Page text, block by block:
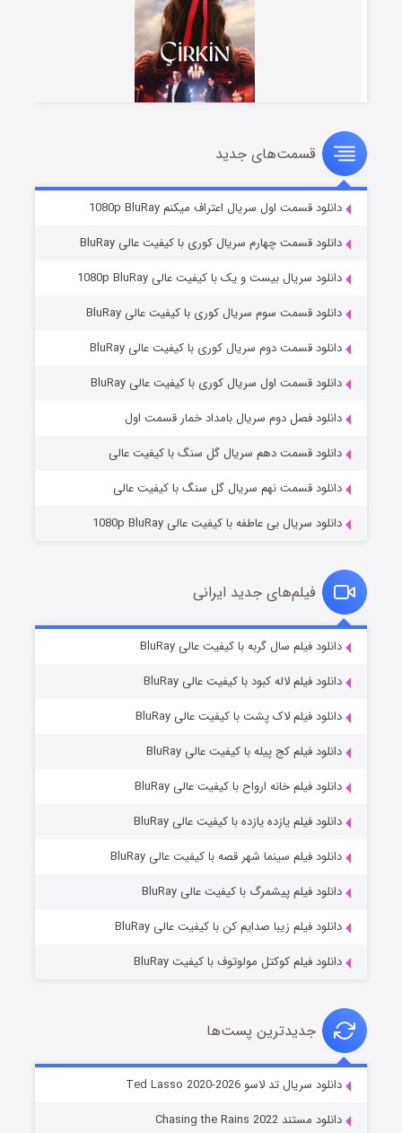
سریال زشت
قسمت۲ (زیرنویس) منتشر شد
مردگان متحرک: شهر مرده ۳
قسمت۲ (زیرنویس) منتشر شد
قسمت۷ (زیرنویس) منتشر شد
خاندان اژدها فصل ۳
قسمت‌های جدید
دانلود قسمت اول سریال اعتراف میکنم 1080p BluRay
دانلود قسمت چهارم سریال کوری با کیفیت عالی BluRay
دانلود سریال بیست و یک با کیفیت عالی 1080p BluRay
دانلود قسمت سوم سریال کوری با کیفیت عالی BluRay
دانلود قسمت دوم سریال کوری با کیفیت عالی BluRay
دانلود قسمت اول سریال کوری با کیفیت عالی BluRay
دانلود فصل دوم سریال بامداد خمار قسمت اول
دانلود قسمت دهم سریال گل سنگ با کیفیت عالی
دانلود قسمت نهم سریال گل سنگ با کیفیت عالی
دانلود سریال بی عاطفه با کیفیت عالی 1080p BluRay
فیلم‌های جدید ایرانی
دانلود فیلم سال گربه با کیفیت عالی BluRay
دانلود فیلم لاله کبود با کیفیت عالی BluRay
دانلود فیلم لاک پشت با کیفیت عالی BluRay
دانلود فیلم کج‌ پیله با کیفیت عالی BluRay
دانلود فیلم خانه ارواح با کیفیت عالی BluRay
دانلود فیلم یازده یازده با کیفیت عالی BluRay
دانلود فیلم سینما شهر قصه با کیفیت عالی BluRay
دانلود فیلم پیشمرگ با کیفیت عالی BluRay
دانلود فیلم زیبا صدایم کن با کیفیت عالی BluRay
دانلود فیلم کوکتل مولوتوف با کیفیت BluRay
جدیدترین پست‌ها
دانلود سریال تد لاسو Ted Lasso 2020-2026
دانلود مستند Chasing the Rains 2022